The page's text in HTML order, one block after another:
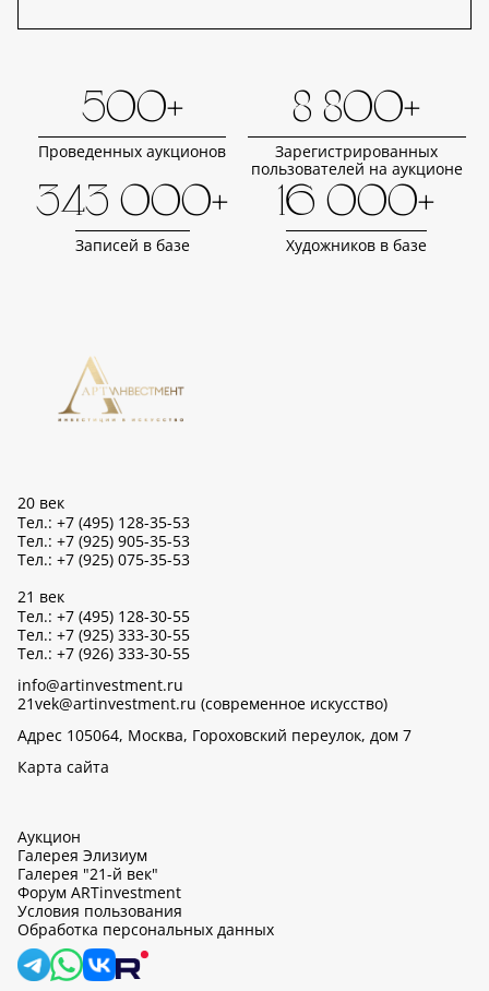
500+
Проведенных аукционов
8 800+
Зарегистрированных
пользователей на аукционе
343 000+
Записей в базе
16 000+
Художников в базе
20 век
Тел.: +7 (495) 128-35-53
Тел.: +7 (925) 905-35-53
Тел.: +7 (925) 075-35-53
21 век
Тел.: +7 (495) 128-30-55
Тел.: +7 (925) 333-30-55
Тел.: +7 (926) 333-30-55
info@artinvestment.ru
21vek@artinvestment.ru (современное искусство)
Адрес 105064, Москва, Гороховский переулок, дом 7
Карта сайта
Аукцион
Галерея Элизиум
Галерея "21-й век"
Форум ARTinvestment
Условия пользования
Обработка персональных данных